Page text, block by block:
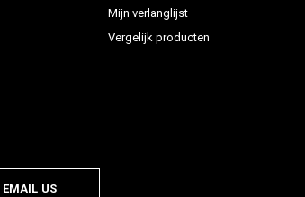
Mijn verlanglijst
Vergelijk producten
EMAIL US